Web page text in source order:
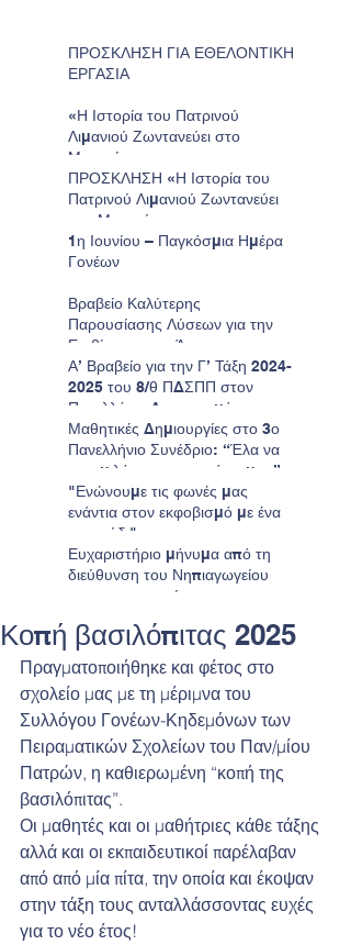
ΠΡΟΣΚΛΗΣΗ ΓΙΑ ΕΘΕΛΟΝΤΙΚΗ
ΕΡΓΑΣΙΑ
«Η Ιστορία του Πατρινού
Λιμανιού Ζωντανεύει στο
Μουσείο»
ΠΡΟΣΚΛΗΣΗ «Η Ιστορία του
Πατρινού Λιμανιού Ζωντανεύει
στο Μουσείο»
1η Ιουνίου – Παγκόσμια Ημέρα
Γονέων
Βραβείο Καλύτερης
Παρουσίασης Λύσεων για την
Επιβίωση στον Άρη για το
Νηπιαγωγείο μας.
Α’ Βραβείο για την Γ’ Τάξη 2024-
2025 του 8/θ ΠΔΣΠΠ στον
Πανελλήνιο Διαγωνισμό
Ζωγραφικής της Παιδικής
HELMEPA.
Μαθητικές Δημιουργίες στο 3ο
Πανελλήνιο Συνέδριο: “Έλα να
σου μιλήσω για τον τόπο μου”
"Ενώνουμε τις φωνές μας
ενάντια στον εκφοβισμό με ένα
τραγούδι"
Ευχαριστήριο μήνυμα από τη
διεύθυνση του Νηπιαγωγείου
προς τους γονείς
Κοπή βασιλόπιτας 2025
Πραγματοποιήθηκε και φέτος στο
σχολείο μας με τη μέριμνα του
Συλλόγου Γονέων-Κηδεμόνων των
Πειραματικών Σχολείων του Παν/μίου
Πατρών, η καθιερωμένη “κοπή της
βασιλόπιτας”.
Οι μαθητές και οι μαθήτριες κάθε τάξης
αλλά και οι εκπαιδευτικοί παρέλαβαν
από από μία πίτα, την οποία και έκοψαν
στην τάξη τους ανταλλάσσοντας ευχές
για το νέο έτος!